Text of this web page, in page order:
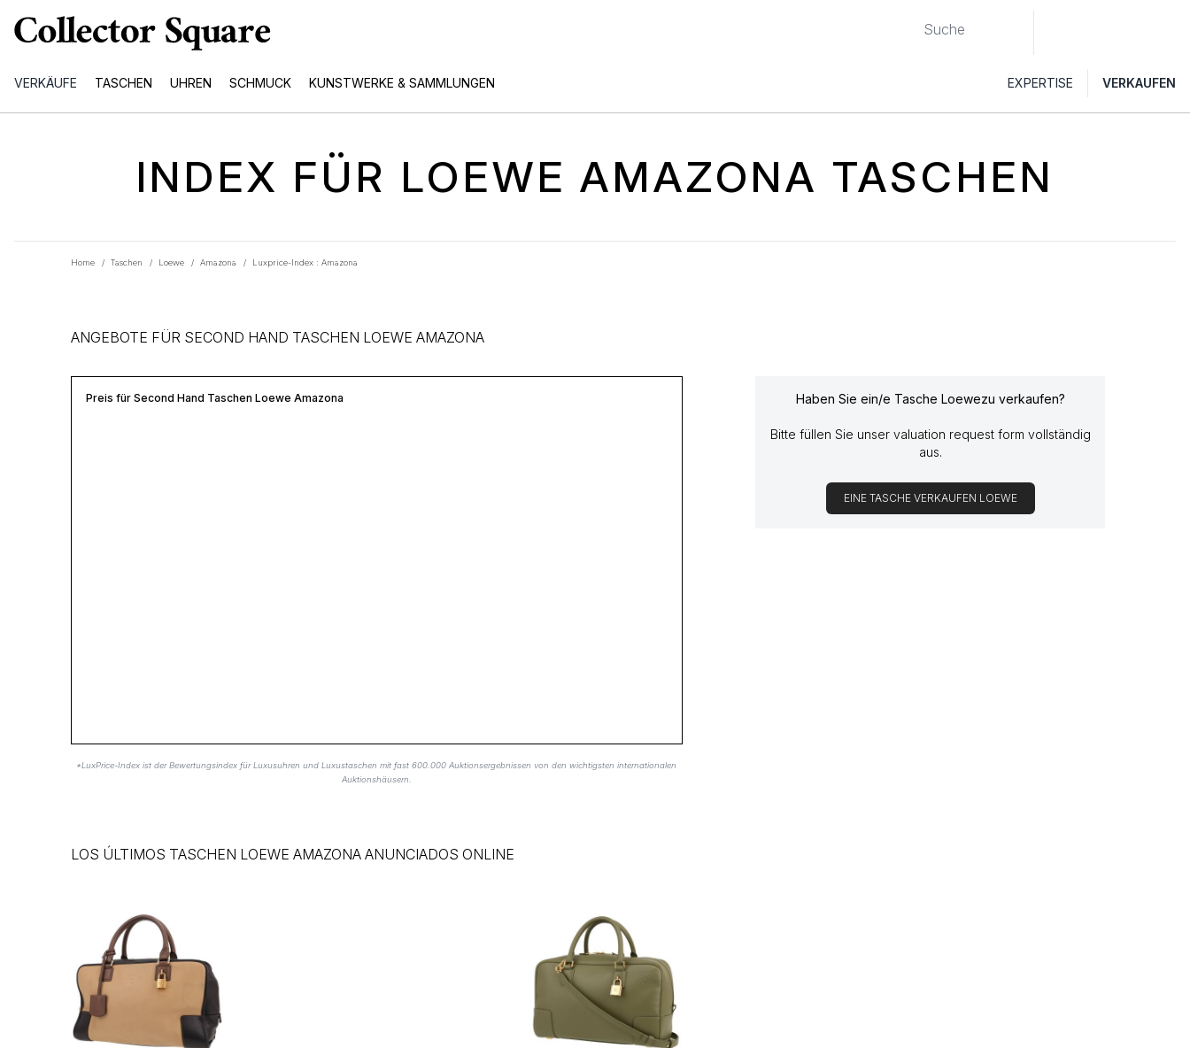
VERKÄUFE TASCHEN UHREN SCHMUCK KUNSTWERKE & SAMMLUNGEN EXPERTISE VERKAUFEN
INDEX FÜR LOEWE AMAZONA TASCHEN
Home / Taschen / Loewe / Amazona / Luxprice-Index : Amazona
ANGEBOTE FÜR SECOND HAND TASCHEN LOEWE AMAZONA
Preis für Second Hand Taschen Loewe Amazona
*LuxPrice-Index ist der Bewertungsindex für Luxusuhren und Luxustaschen mit fast 600.000 Auktionsergebnissen von den wichtigsten internationalen
Auktionshäusern.
LOS ÚLTIMOS TASCHEN LOEWE AMAZONA ANUNCIADOS ONLINE
Haben Sie ein/e Tasche Loewezu verkaufen?
Bitte füllen Sie unser valuation request form vollständig
aus.
EINE TASCHE VERKAUFEN LOEWE